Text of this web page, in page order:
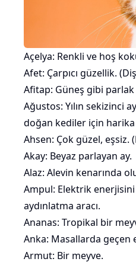
Açelya: Renkli ve hoş
Afet: Çarpıcı güzellik.
Afitap: Güneş gibi parlak
Ağustos: Yılın sekizinci
doğan kediler için
Ahsen: Çok güzel, eşsiz.
Akay: Beyaz parlayan ay.
Alaz: Alevin kenarında
Ampul: Elektrik enerjisini
aydınlatma aracı.
Ananas: Tropikal bir
Anka: Masallarda geçen
Armut: Bir meyve.